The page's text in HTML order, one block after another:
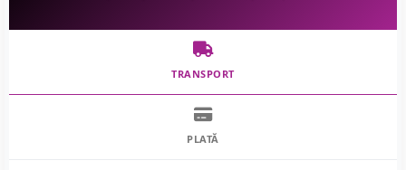
TRANSPORT
PLATĂ